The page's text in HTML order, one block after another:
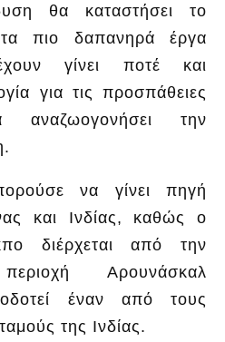
θα καταστήσει το
πιο δαπανηρά έργα
γίνει ποτέ και
για τις προσπάθειες
την
να γίνει πηγή
και Ινδίας, καθώς ο
διέρχεται από την
Αρουνάσκαλ
έναν από τους
της Ινδίας.